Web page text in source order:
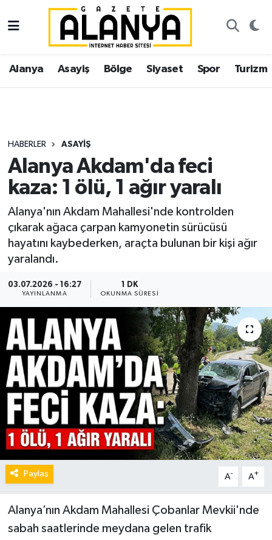
Alanya Asayiş Bölge Siyaset Spor Turizm
HABERLER ASAYIŞ
Alanya Akdam'da feci
kaza: 1 ölü, 1 ağır yaralı
Alanya'nın Akdam Mahallesi'nde kontrolden
çıkarak ağaca çarpan kamyonetin sürücüsü
hayatını kaybederken, araçta bulunan bir kişi ağır
yaralandı.
03.07.2026 - 16:27
YAYINLANMA
1 DK
OKUNMA SÜRESI
Paylaş A- A+
Alanya’nın Akdam Mahallesi Çobanlar Mevkii'nde
sabah saatlerinde meydana gelen trafik
Alanya
Asayiş
Siyaset
Spor
Ekonomi
Gazipaşa
İstanbul Nöbetçi Eczaneler
İstanbul Hava Durumu
Süper Lig Puan Durumu ve Fikstür
Tüm Manşetler
Son Dakika Haberleri
Haber Arşivi